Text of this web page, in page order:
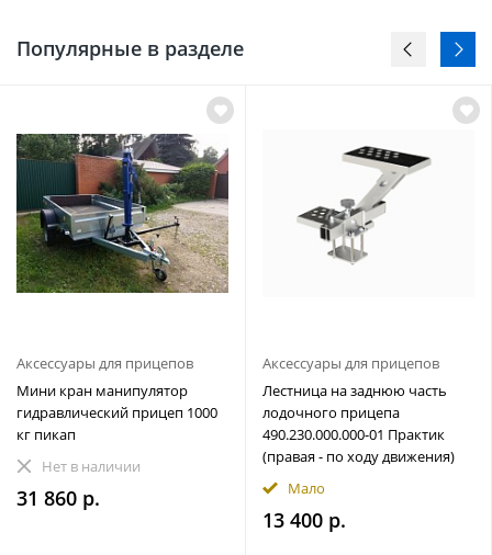
Популярные в разделе
Аксессуары для прицепов
Мини кран манипулятор
гидравлический прицеп 1000
кг пикап
Нет в наличии
31 860 р.
Аксессуары для прицепов
Лестница на заднюю часть
лодочного прицепа
490.230.000.000-01 Практик
(правая - по ходу движения)
Мало
13 400 р.